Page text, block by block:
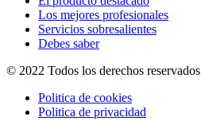
Los mejores profesionales
Servicios sobresalientes
Debes saber
© 2022 Todos los derechos reservados
Politica de cookies
Politica de privacidad